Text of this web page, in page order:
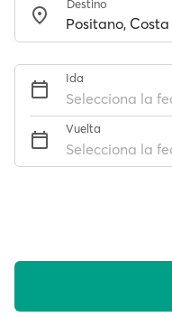
Destino
Ida
Selecciona la
Vuelta
Selecciona la